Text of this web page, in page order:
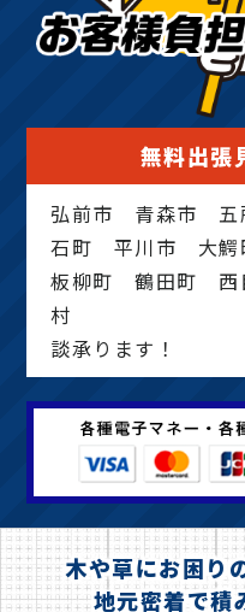
無料出張
弘前市 青森市
石町 平川市 大
板柳町 鶴田町 西
村 その
談承ります！
木や草にお困り
地元密着で積